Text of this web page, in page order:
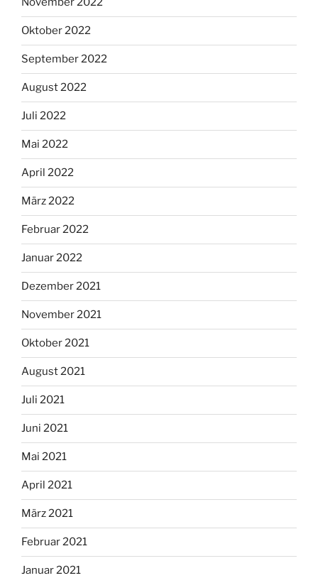
Oktober 2022
September 2022
August 2022
Juli 2022
Mai 2022
April 2022
März 2022
Februar 2022
Januar 2022
Dezember 2021
November 2021
Oktober 2021
August 2021
Juli 2021
Juni 2021
Mai 2021
April 2021
März 2021
Februar 2021
Januar 2021